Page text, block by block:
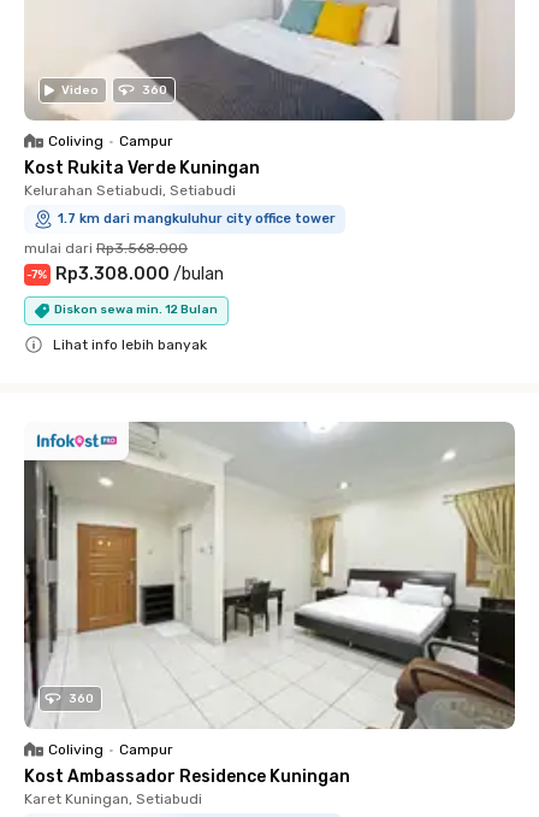
Video 360
Coliving • Campur
Kost Rukita Verde Kuningan
Kelurahan Setiabudi, Setiabudi
1.7 km dari mangkuluhur city office tower
mulai dari Rp3.568.000
-7% Rp3.308.000 /bulan
Diskon sewa min. 12 Bulan
Lihat info lebih banyak
360
Coliving • Campur
Kost Ambassador Residence Kuningan
Karet Kuningan, Setiabudi